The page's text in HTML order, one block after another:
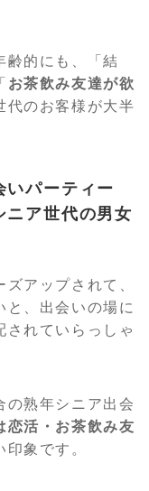
齢的にも、「結
お茶飲み友達が欲
代のお客様が大半
いパーティー
ニア世代の男女
アップされて、
と、出会いの場に
されていらっしゃ
の熟年シニア出会
恋活・お茶飲み友
象です。